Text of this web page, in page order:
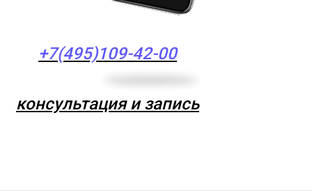
+7(495)109-42-00
консультация и запись